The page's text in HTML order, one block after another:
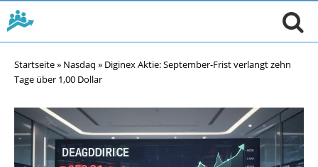
Startseite» Nasdaq » Diginex Aktie: September-Frist verlangt zehn
Tage über 1,00 Dollar